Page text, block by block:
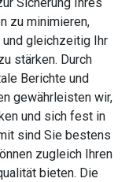
zu minimieren,
gleichzeitig Ihr
stärken. Durch
Berichte und
gewährleisten wir,
und sich fest in
sind Sie bestens
zugleich Ihren
bieten. Die